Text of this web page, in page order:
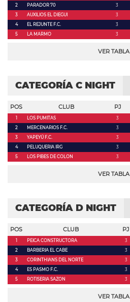
2 PARADOR 70 3
3
AUXILIOS EL DIEGUI 3
4
EL REJUNTE F.C. 3
5
LA MARMO 3
VER TABLA
CATEGORÍA C NIGHT
POS CLUB PJ
1 LOS PUMITAS 3
2
MERCENARIOS F.C. 3
3
YAPEYÚ F.C. 3
4
PELUQUERIA IRG 3
5
LOS PIBES DE COLON 3
VER TABLA
CATEGORÍA D NIGHT
POS CLUB PJ
1 PEICA CONSTRUCTORA 3
2
BARBERIA EL CABE 3
3
CORINTHIANS DEL NORTE 3
4
ES PASMO F.C. 3
5
ROTISERIA SAZON 3
VER TABLA